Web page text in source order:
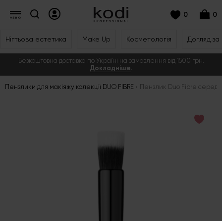
0 0
Нігтьова естетика Make Up Косметологія Догляд
Безкоштовна доставка по Україні на замовлення від 1500 грн.
Докладніше.
Пензлики для макіяжу колекції DUO FIBRE Пензлик Duo Fibre